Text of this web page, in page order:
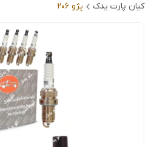
کیان پارت یدک پژو 206